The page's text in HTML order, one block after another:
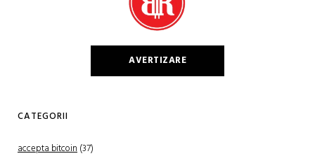
AVERTIZARE
CATEGORII
accepta bitcoin(37)